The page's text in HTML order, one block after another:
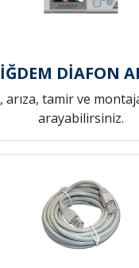
DİAFON
arıza, tamir ve
arayabilirsiniz.